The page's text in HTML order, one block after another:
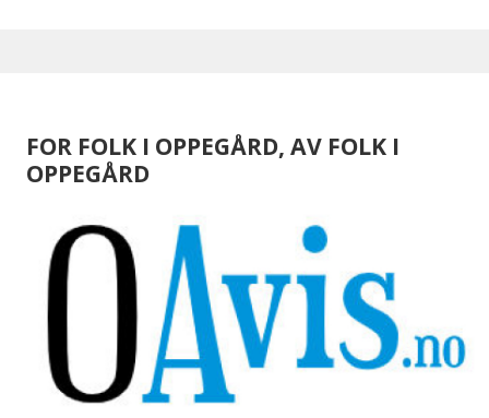
FOR FOLK I OPPEGÅRD, AV FOLK I
OPPEGÅRD